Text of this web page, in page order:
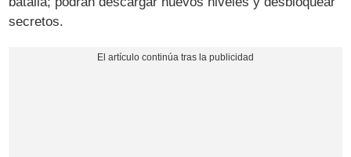
secretos.